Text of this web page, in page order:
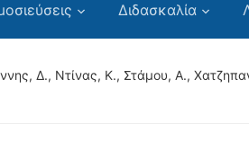
Διδασκαλία
Δ., Ντίνας, Κ., Στάμου, Α.,